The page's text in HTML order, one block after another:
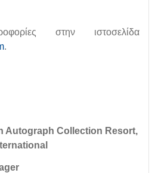
στην ιστοσελίδα
.
Autograph Collection Resort,